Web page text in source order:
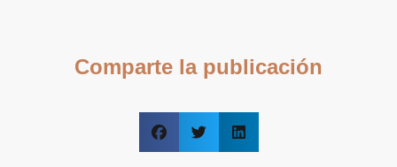
Comparte la publicación